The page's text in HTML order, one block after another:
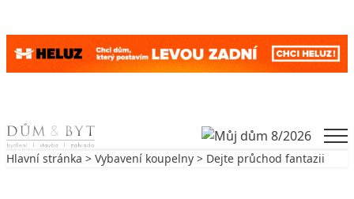
Skip to content
Hlavní stránka > Vybavení koupelny > Dejte průchod fantazii